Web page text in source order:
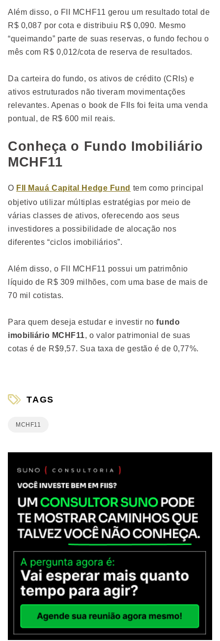
Além disso, o FII MCHF11 gerou um resultado total de
R$ 0,087 por cota e distribuiu R$ 0,090. Mesmo
“queimando” parte de suas reservas, o fundo fechou o
mês com R$ 0,012/cota de reserva de resultados.
Da carteira do fundo, os ativos de crédito (CRIs) e
ativos estruturados não tiveram movimentações
relevantes. Apenas o book de FIIs foi feita uma venda
pontual, de R$ 600 mil reais.
Conheça o Fundo Imobiliário
MCHF11
O FII Mauá Capital Hedge Fund tem como principal
objetivo utilizar múltiplas estratégias por meio de
várias classes de ativos, oferecendo aos seus
investidores a possibilidade de alocação nos
diferentes “ciclos imobiliários”.
Além disso, o FII MCHF11 possui um patrimônio
líquido de R$ 309 milhões, com uma base de mais de
70 mil cotistas.
Para quem deseja estudar e investir nofundo
imobiliário MCHF11, o valor patrimonial de suas
cotas é de R$9,57. Sua taxa de gestão é de 0,77%.
TAGS
MCHF11